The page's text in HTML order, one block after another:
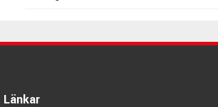
Finish stativ:Krom
Länkar